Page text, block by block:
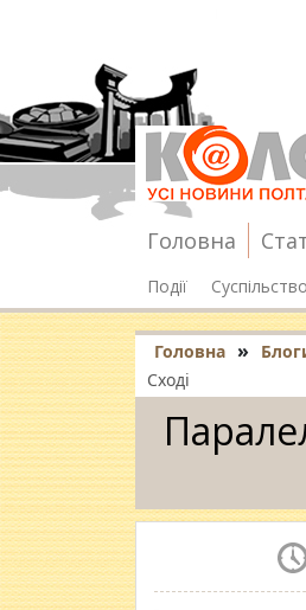
Головна
Події Суспільство
Головна »
Сході